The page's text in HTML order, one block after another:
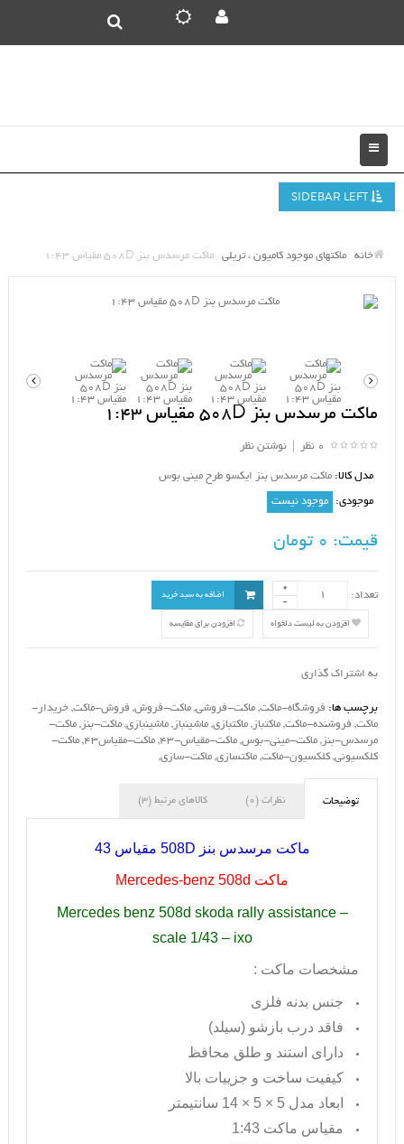
خانه ماکتهای موجود کامیون ، تریلی ماکت مرسدس بنز 508D مقیاس 1:43
ماکت مرسدس بنز 508D مقیاس 1:43
0 نظر نوشتن نظر
مدل کالا: ماکت مرسدس بنز ایکسو طرح مینی بوس
موجودی: موجود نیست
قیمت:
تعداد: اضافه به سبد خرید
افزودن به لیست دلخواه افزودن برای مقایسه
به اشتراک گذاری
برچسب ها: فروشگاه-ماکت, ماکت-فروشی, ماکت-فروش, فروش-ماکت, خریدار-
ماکت, فروشنده-ماکت, ماکتباز , ماکتبازی, ماشینباز , ماشینبازی, ماکت-بنز , ماکت-
مرسدس-بنز , ماکت-مینی-بوس, ماکت-مقیاس-43 , ماکت-مقیاس43 , ماکت-
کلکسیونی, کلکسیون-ماکت, ماکتسازی, ماکت-سازی,
توضیحات نظرات (0) کالاهای مرتبط (3)
ماکت مرسدس بنز 508D مقیاس 43
ماکت Mercedes-benz 508d
Mercedes benz 508d skoda rally assistance –
scale 1/43 – ixo
مشخصات ماکت :
جنس بدنه فلزی
فاقد درب بازشو (سیلد)
دارای استند و طلق محافظ
کیفیت ساخت و جزییات بالا
ابعاد مدل 5 × 5 × 14 سانتیمتر
مقیاس ماکت 1:43